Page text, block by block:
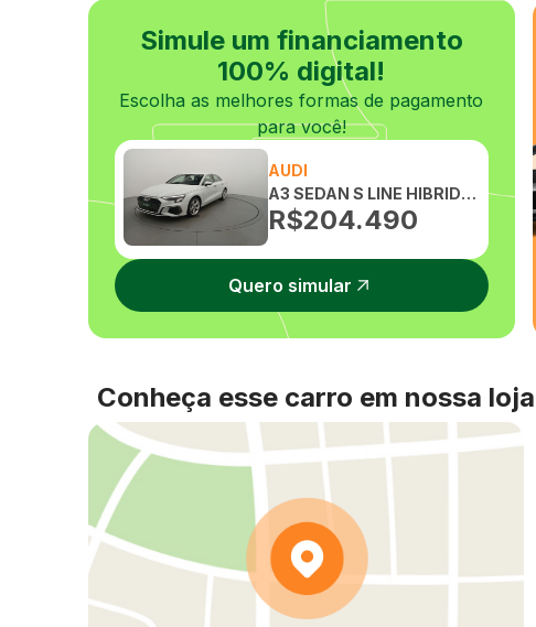
Simule um financiamento
100% digital!
Escolha as melhores formas de pagamento
para você!
AUDI
A3 SEDAN S LINE HIBRIDO MHEV 2.0 AUTOMATICO
R$204.490
Quero simular
Conheça esse carro em nossa loja